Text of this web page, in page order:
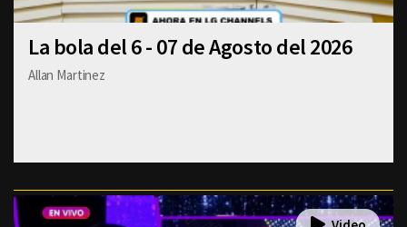
La bola del 6 - 07 de Agosto del 2026
Allan Martinez